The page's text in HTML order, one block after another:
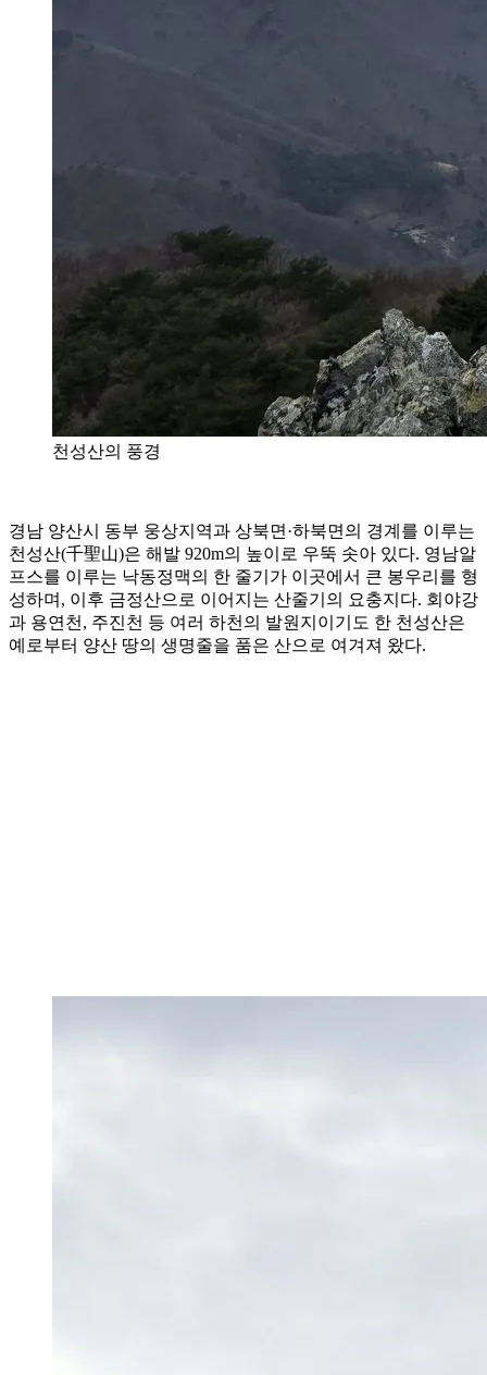
천성산의 풍경
경남 양산시 동부 웅상지역과 상북면·하북면의 경계를 이루는
천성산(千聖山)은 해발 920m의 높이로 우뚝 솟아 있다. 영남알
프스를 이루는 낙동정맥의 한 줄기가 이곳에서 큰 봉우리를 형
성하며, 이후 금정산으로 이어지는 산줄기의 요충지다. 회야강
과 용연천, 주진천 등 여러 하천의 발원지이기도 한 천성산은
예로부터 양산 땅의 생명줄을 품은 산으로 여겨져 왔다.